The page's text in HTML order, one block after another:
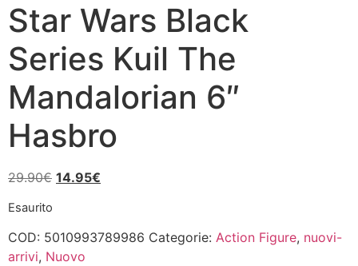
Star Wars Black
Series Kuil The
Mandalorian 6″
Hasbro
29.90€ Il
era:
29.90€.
14.95€
è:
Esaurito
COD: 5010993789986 Categorie: Action Figure, nuovi-
arrivi, Nuovo